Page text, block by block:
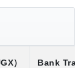
） Bank